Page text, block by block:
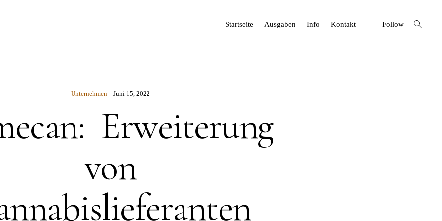
Startseite Ausgaben Info Kontakt Follow
open
search
Unternehmen Juni 15, 2022
Erweiterung
von